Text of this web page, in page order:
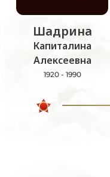
Шадрина
Капиталина
Алексеевна
1920 - 1990